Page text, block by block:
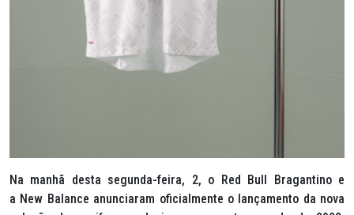
Na manhã desta segunda-feira, 2, o Red Bull Bragantino e
a New Balance anunciaram oficialmente o lançamento da nova